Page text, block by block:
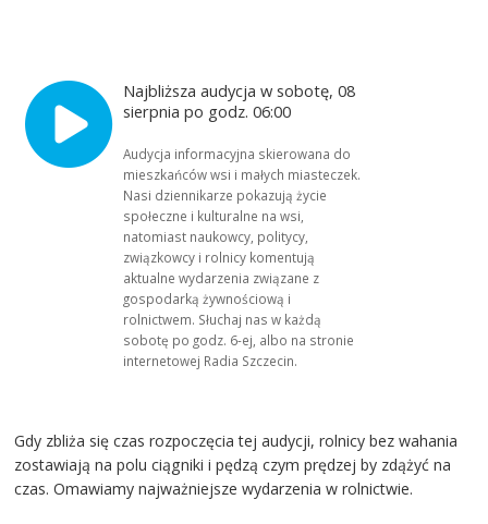
Najbliższa audycja w sobotę, 08
sierpnia po godz. 06:00
Audycja informacyjna skierowana do
mieszkańców wsi i małych miasteczek.
Nasi dziennikarze pokazują życie
społeczne i kulturalne na wsi,
natomiast naukowcy, politycy,
związkowcy i rolnicy komentują
aktualne wydarzenia związane z
gospodarką żywnościową i
rolnictwem. Słuchaj nas w każdą
sobotę po godz. 6-ej, albo na stronie
internetowej Radia Szczecin.
Gdy zbliża się czas rozpoczęcia tej audycji, rolnicy bez wahania
zostawiają na polu ciągniki i pędzą czym prędzej by zdążyć na
czas. Omawiamy najważniejsze wydarzenia w rolnictwie.